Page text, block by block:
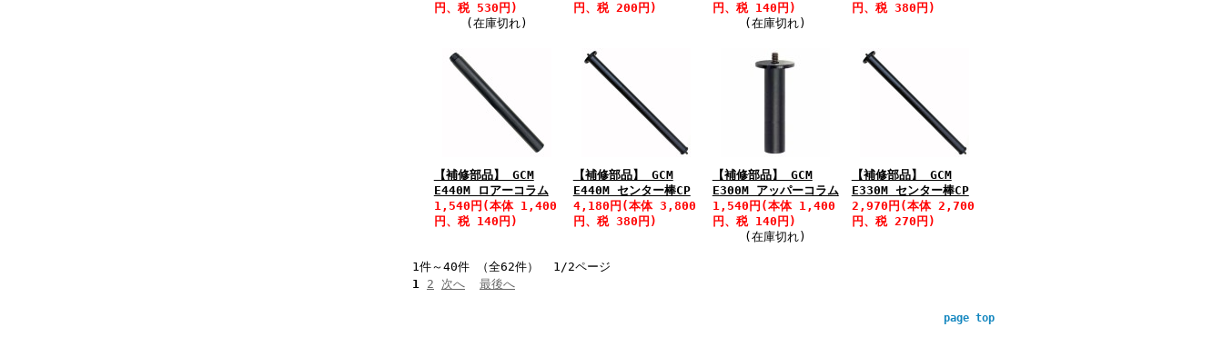
円、税 530円)
(在庫切れ)
円、税 200円)
円、税 140円)
(在庫切れ)
円、税 380円)
【補修部品】 GCM
E440M ロアーコラム
1,540円(本体 1,400
円、税 140円)
【補修部品】 GCM
E440M センター棒CP
4,180円(本体 3,800
円、税 380円)
【補修部品】 GCM
E300M アッパーコラム
1,540円(本体 1,400
円、税 140円)
(在庫切れ)
【補修部品】 GCM
E330M センター棒CP
2,970円(本体 2,700
円、税 270円)
1件～40件 （全62件） 1/2ページ
1 2 次へ 最後へ
page top